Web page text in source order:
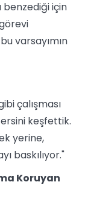
için
varsayımın
çalışması
keşfettik.
yerine,
baskılıyor."
Koruyan